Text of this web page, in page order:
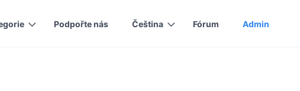
Podpořte nás Čeština Fórum Admin